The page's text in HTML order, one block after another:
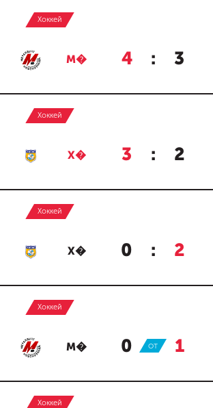
Хоккей
М� 4 : 3
Хоккей
Х� 3 : 2
Хоккей
Х� 0 : 2
Хоккей
М� 0 : 1
ОТ
Хоккей